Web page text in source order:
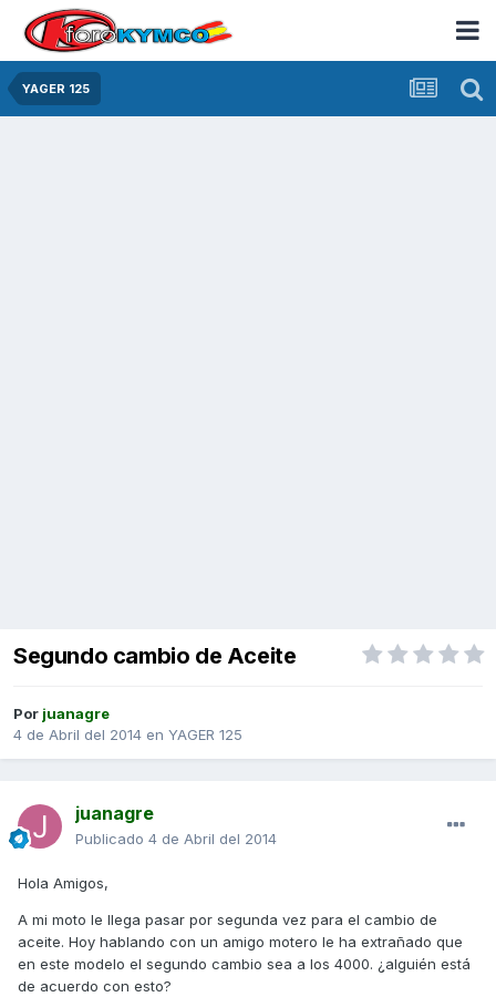
YAGER 125
Segundo cambio de Aceite
Por juanagre
4 de Abril del 2014 en YAGER 125
juanagre
Publicado 4 de Abril del 2014
Hola Amigos,
A mi moto le llega pasar por segunda vez para el cambio de
aceite. Hoy hablando con un amigo motero le ha extrañado que
en este modelo el segundo cambio sea a los 4000. ¿alguién está
de acuerdo con esto?